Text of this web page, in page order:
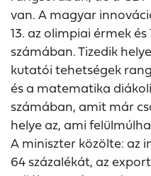
van. A magyar
13. az olimpiai érmek
számában. Tizedik
kutatói tehetségek
és a matematika
számában, amit már
helye az, ami
A miniszter közölte: az
64 százalékát, az